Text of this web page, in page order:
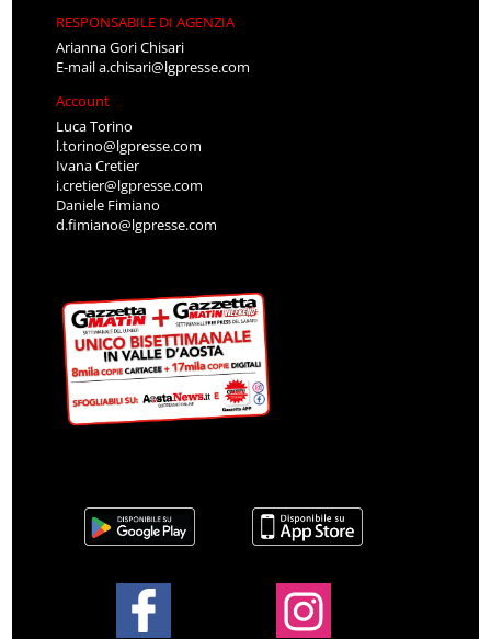
RESPONSABILE DI AGENZIA
Arianna Gori Chisari
E-maila.chisari@lgpresse.com
Account
Luca Torino
l.torino@lgpresse.com
Ivana Cretier
i.cretier@lgpresse.com
Daniele Fimiano
d.fimiano@lgpresse.com